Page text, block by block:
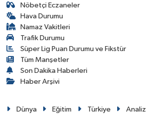
Nöbetçi Eczaneler
Hava Durumu
Namaz Vakitleri
Trafik Durumu
Süper Lig Puan Durumu ve Fikstür
Tüm Manşetler
Son Dakika Haberleri
Haber Arşivi
Dünya Eğitim Türkiye Analiz